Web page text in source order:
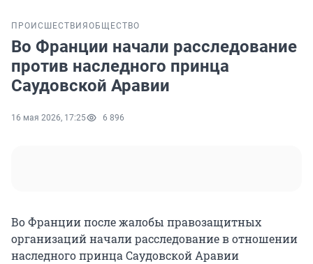
ПРОИСШЕСТВИЯ ОБЩЕСТВО
Во Франции начали расследование
против наследного принца
Саудовской Аравии
16 мая 2026, 17:25 6 896
Во Франции после жалобы правозащитных
организаций начали расследование в отношении
наследного принца Саудовской Аравии